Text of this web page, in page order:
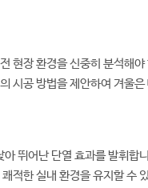
현장 환경을 신중히 분석해야
시공 방법을 제안하여 겨울은
뛰어난 단열 효과를 발휘합
적한 실내 환경을 유지할 수